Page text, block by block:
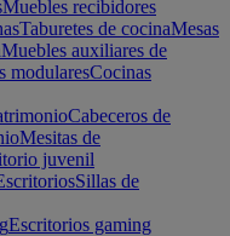
Muebles recibidores
Taburetes de cocinaMesas
Muebles auxiliares de
modularesCocinas
Cabeceros de
Mesitas de
juvenil
Sillas de
Escritorios gaming